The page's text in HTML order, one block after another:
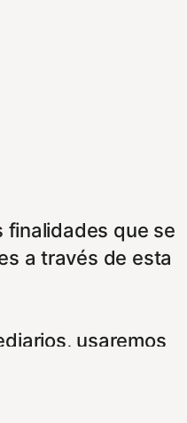
finalidades que se
a través de esta
usaremos